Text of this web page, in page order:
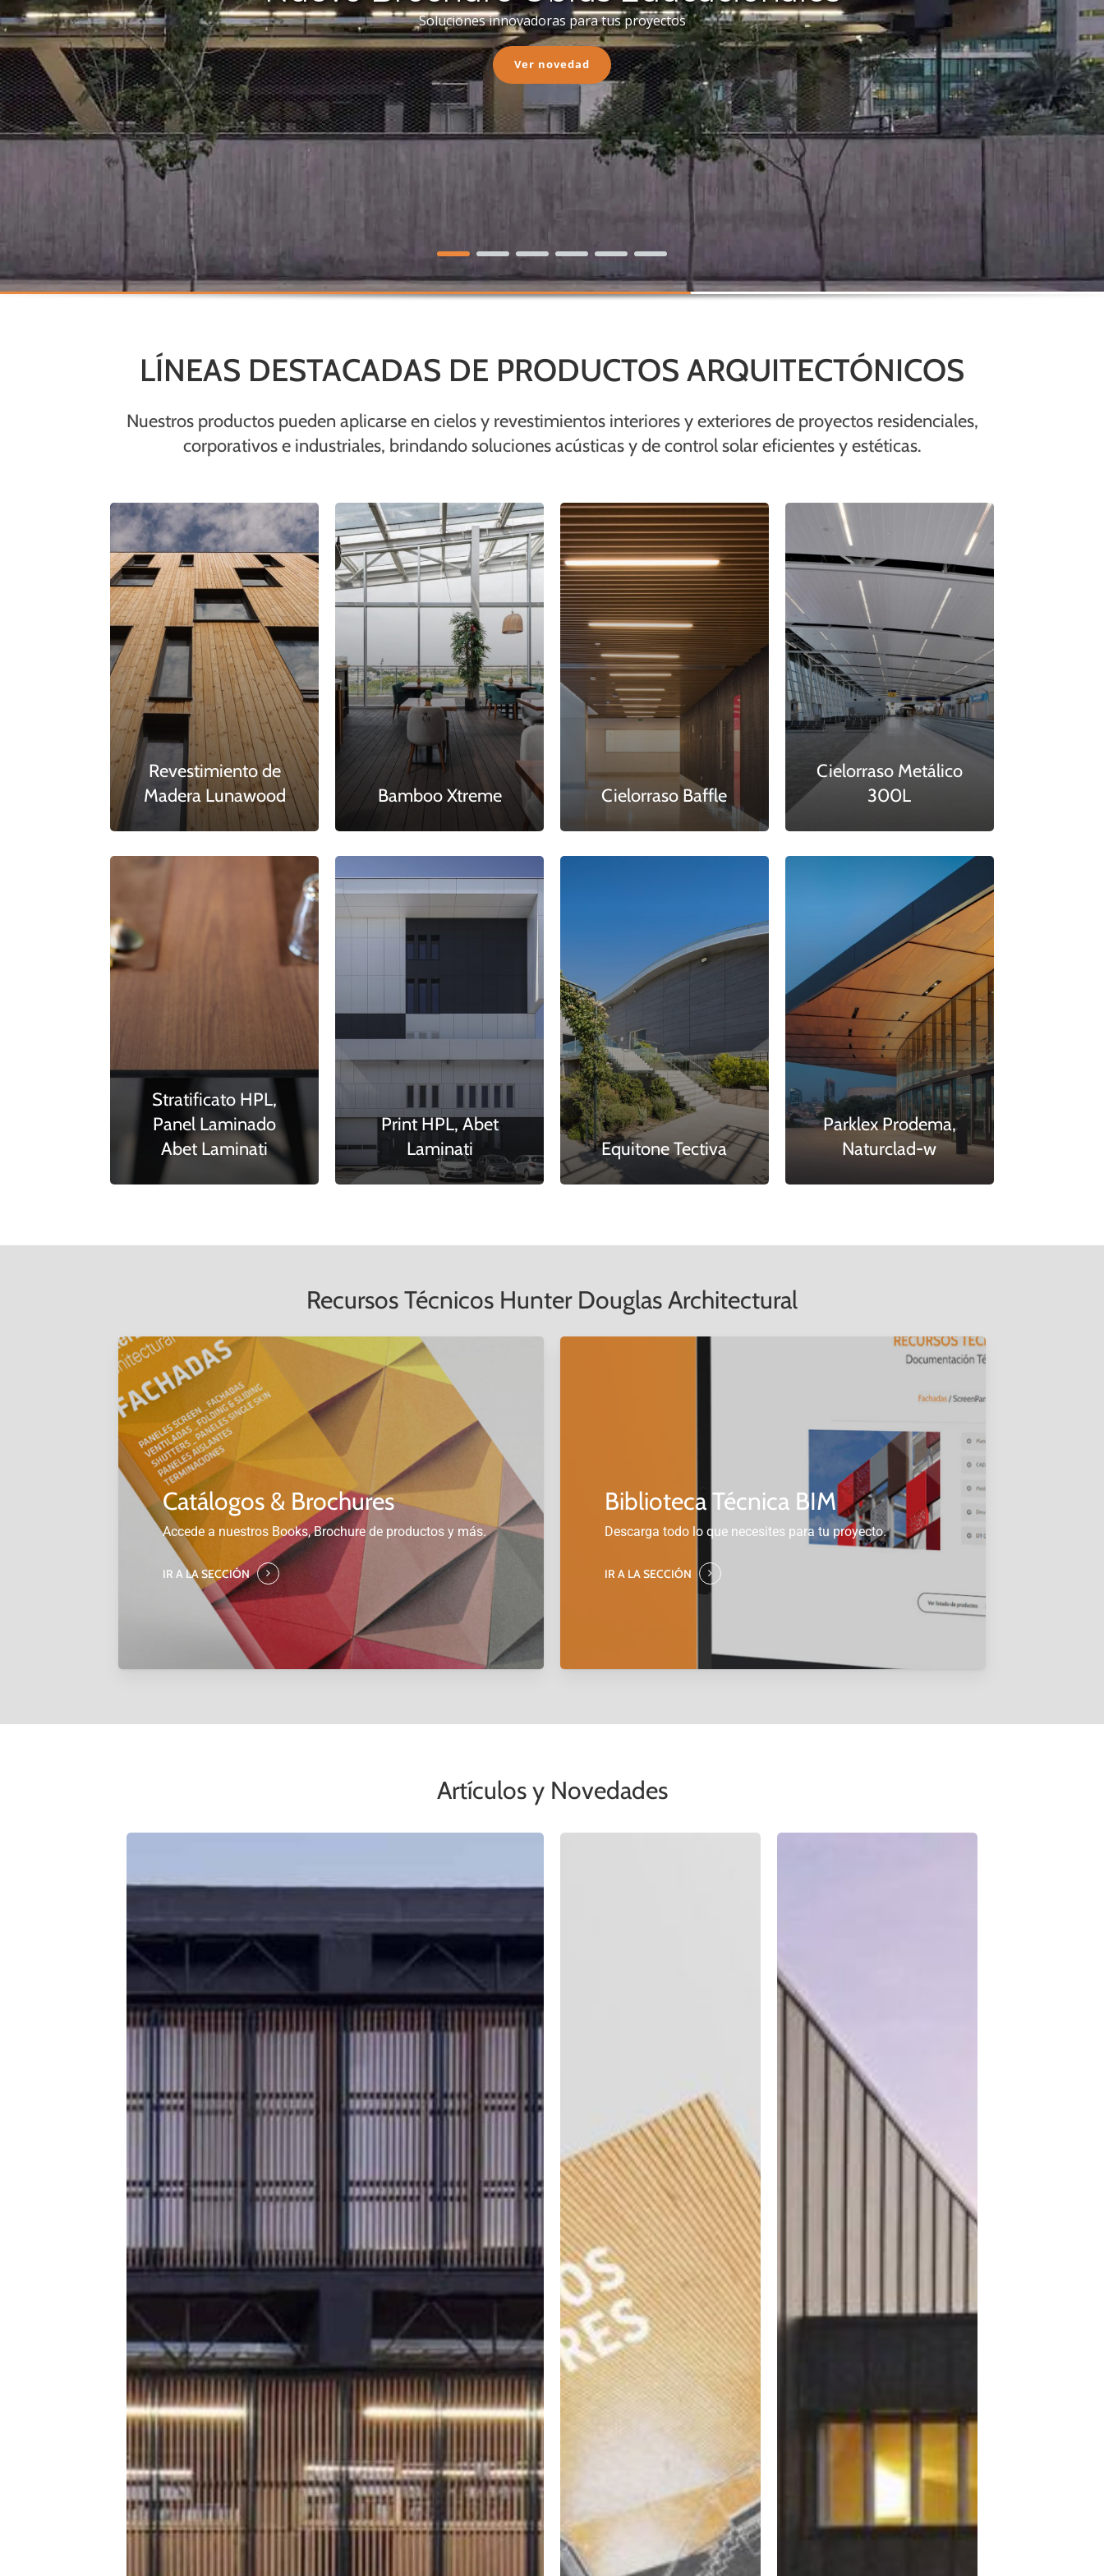
Soluciones innovadoras para tus proyectos
Ver novedad
LÍNEAS DESTACADAS DE PRODUCTOS ARQUITECTÓNICOS
Nuestros productos pueden aplicarse en cielos y revestimientos interiores y exteriores de proyectos residenciales,
corporativos e industriales, brindando soluciones acústicas y de control solar eficientes y estéticas.
Revestimiento de
Madera Lunawood
Bamboo Xtreme Cielorraso Baffle
Cielorraso Metálico
300L
Stratificato HPL,
Panel Laminado
Abet Laminati
Print HPL, Abet
Laminati
Equitone Tectiva
Parklex Prodema,
Naturclad-w
Recursos Técnicos Hunter Douglas Architectural
Catálogos & Brochures
Accede a nuestros Books, Brochure de productos y más.
IR A LA SECCIÓN
Biblioteca Técnica BIM
Descarga todo lo que necesites para tu proyecto.
IR A LA SECCIÓN
Artículos y Novedades